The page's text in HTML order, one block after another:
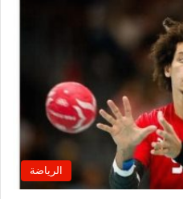
الرياضة